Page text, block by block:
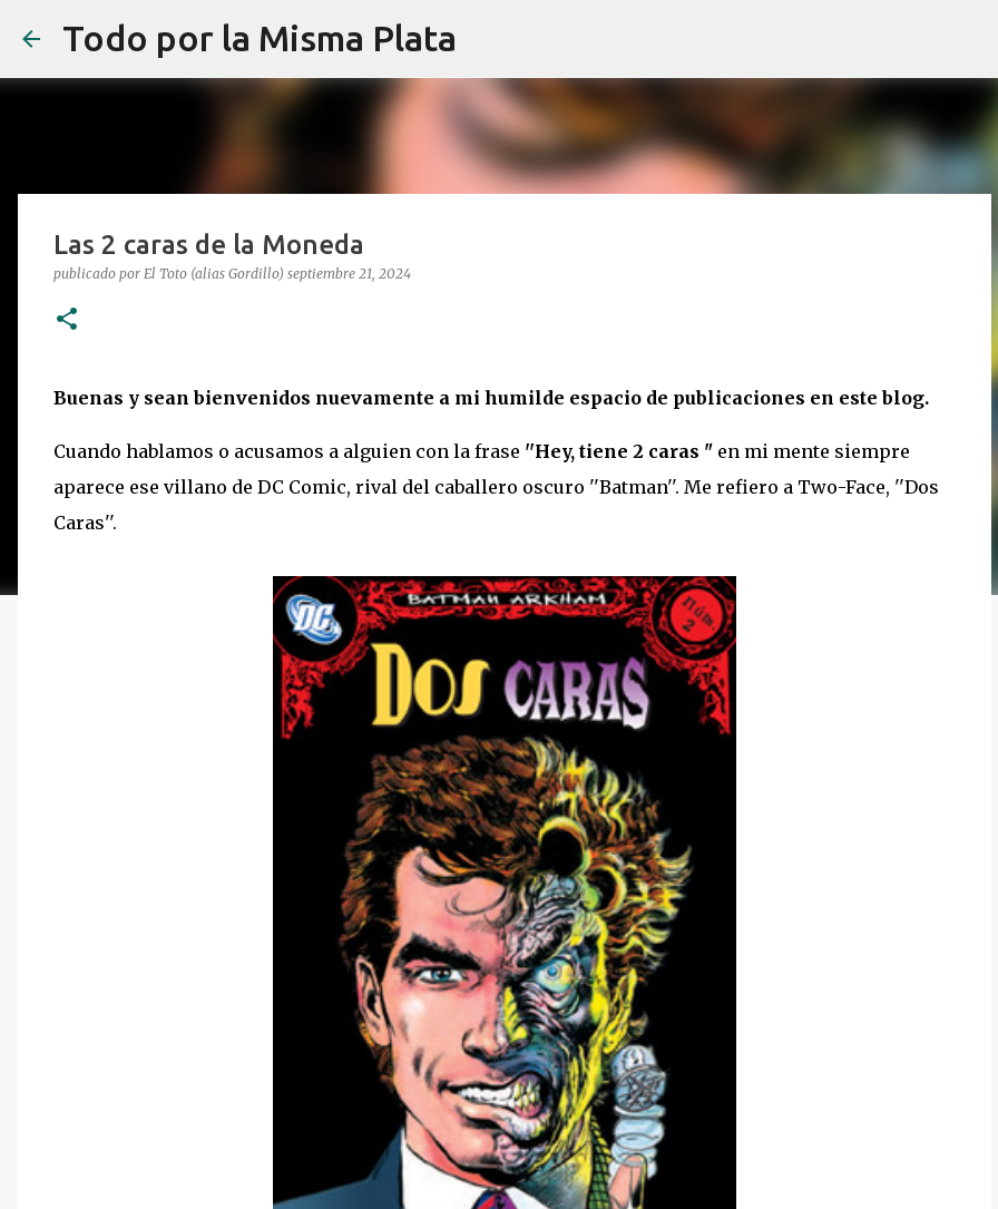
Todo por la Misma Plata
Las 2 caras de la Moneda
publicado por El Toto (alias Gordillo) septiembre 21, 2024
Buenas y sean bienvenidos nuevamente a mi humilde espacio de publicaciones en este blog.
Cuando hablamos o acusamos a alguien con la frase ''Hey, tiene 2 caras " en mi mente siempre
aparece ese villano de DC Comic, rival del caballero oscuro ''Batman''. Me refiero a Two-Face, ''Dos
Caras''.